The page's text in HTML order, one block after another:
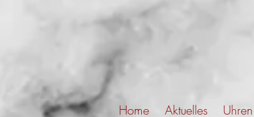
Home Aktuelles Uhren